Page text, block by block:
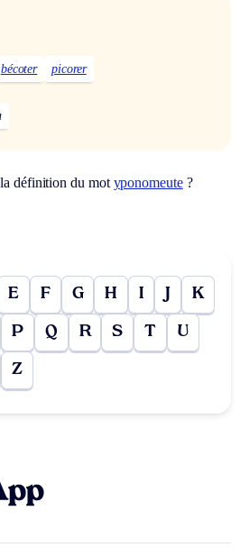
bécoter picorer
définition du mot yponomeute?
E F G H I J K
P Q R S T U
Z